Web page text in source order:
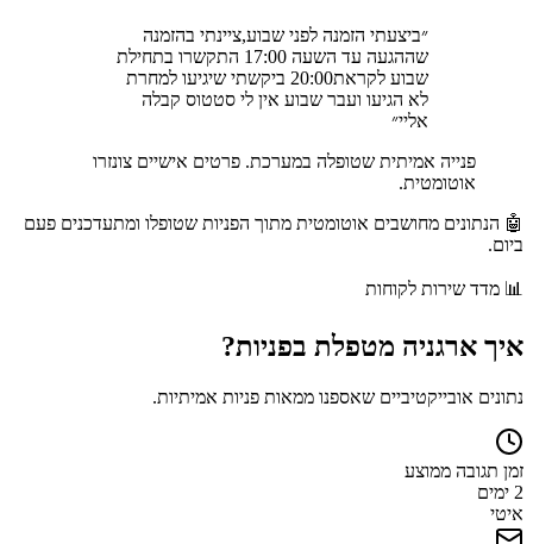
״ביצעתי הזמנה לפני שבוע,ציינתי בהזמנה
שההגעה עד השעה 17:00 התקשרו בתחילת
שבוע לקראת20:00 ביקשתי שיגיעו למחרת
לא הגיעו ועבר שבוע אין לי סטטוס קבלה
אליי״
פנייה אמיתית שטופלה במערכת. פרטים אישיים צונזרו
אוטומטית.
🤖 הנתונים מחושבים אוטומטית מתוך הפניות שטופלו ומתעדכנים פעם
ביום.
📊 מדד שירות לקוחות
איך ארגניה מטפלת בפניות?
נתונים אובייקטיביים שאספנו ממאות פניות אמיתיות.
זמן תגובה ממוצע
2 ימים
איטי